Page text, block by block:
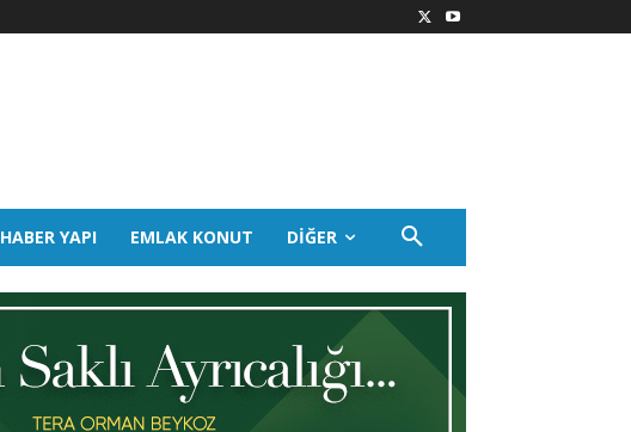
HABER YAPI EMLAK KONUT DIĞER